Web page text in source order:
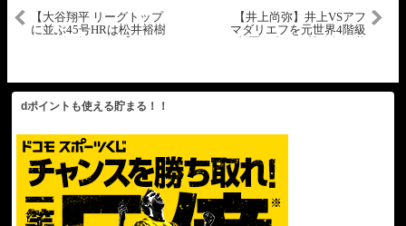
【大谷翔平 リーグトップ
に並ぶ45号HRは松井裕樹
【井上尚弥】井上VSアフ
マダリエフを元世界4階級
に上げるべき！？【海外
の反応】
dポイントも使える貯まる！！